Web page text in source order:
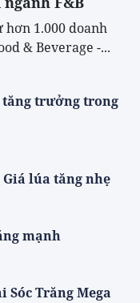
hơn 1.000 doanh
& Beverage -...
trưởng trong
Giá lúa tăng nhẹ
mạnh
Trăng Mega